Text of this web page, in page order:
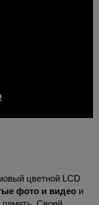
цветной LCD
фото и видео и